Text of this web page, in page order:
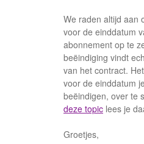
We raden altijd aan
voor de einddatum
abonnement op te
beëindiging vindt
van het contract.
voor de einddatum
beëindigen, over te
deze topic lees je
Groetjes,